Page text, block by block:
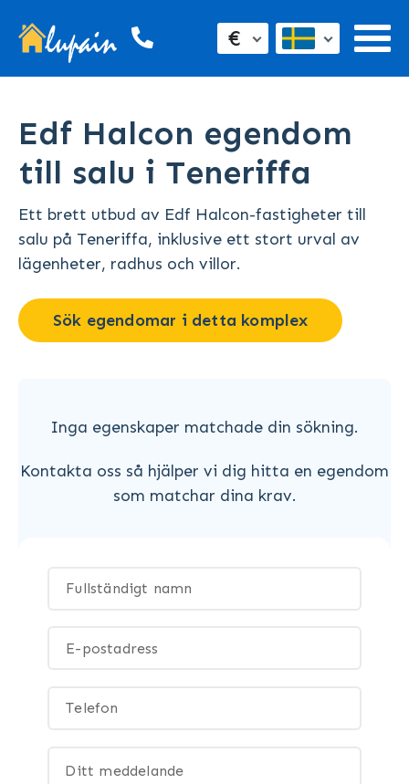
€
Edf Halcon egendom
till salu i Teneriffa
Ett brett utbud av Edf Halcon-fastigheter till
salu på Teneriffa, inklusive ett stort urval av
lägenheter, radhus och villor.
Sök egendomar i detta komplex
Inga egenskaper matchade din sökning.
Kontakta oss så hjälper vi dig hitta en egendom
som matchar dina krav.